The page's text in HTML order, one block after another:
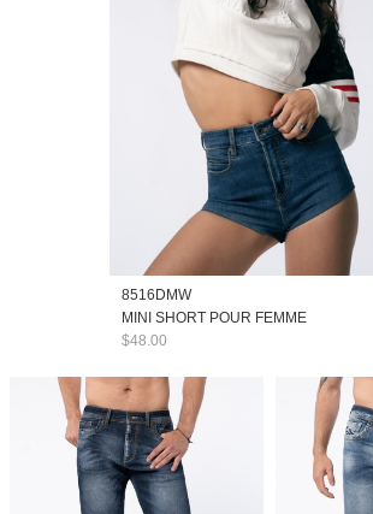
8516DMW
MINI SHORT POUR FEMME
$48.00